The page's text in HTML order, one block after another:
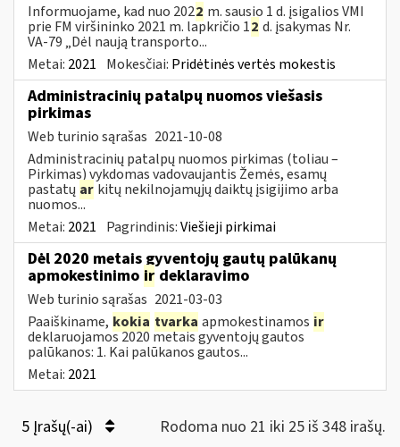
Informuojame, kad nuo 2022 m. sausio 1 d. įsigalios VMI
prie FM viršininko 2021 m. lapkričio 12 d. įsakymas Nr.
VA-79 „Dėl naują transporto...
Metai: 2021 Mokesčiai: Pridėtinės vertės mokestis
Administracinių patalpų nuomos viešasis
pirkimas
Web turinio sąrašas 2021-10-08
Administracinių patalpų nuomos pirkimas (toliau –
Pirkimas) vykdomas vadovaujantis Žemės, esamų
pastatų ar kitų nekilnojamųjų daiktų įsigijimo arba
nuomos...
Metai: 2021 Pagrindinis:Viešieji pirkimai
Dėl 2020 metais gyventojų gautų palūkanų
apmokestinimo ir deklaravimo
Web turinio sąrašas 2021-03-03
Paaiškiname, kokia tvarka apmokestinamos ir
deklaruojamos 2020 metais gyventojų gautos
palūkanos: 1. Kai palūkanos gautos...
Metai: 2021
5 Įrašų(-ai) Rodoma nuo 21 iki 25 iš 348 irašų.